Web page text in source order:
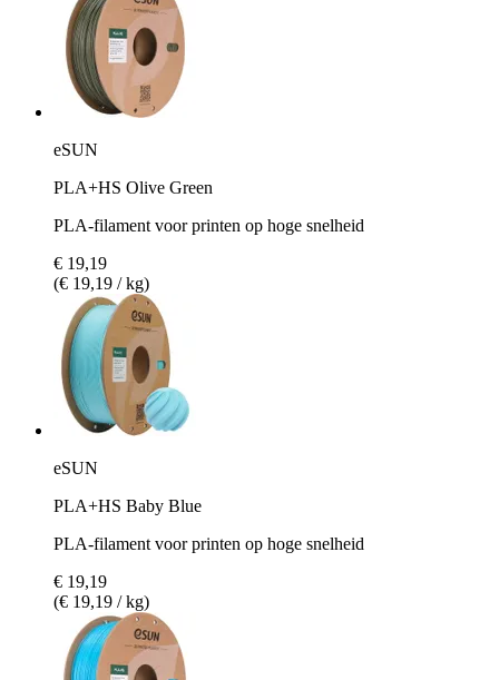
eSUN
PLA+HS Olive Green
PLA-filament voor printen op hoge snelheid
€ 19,19
(€ 19,19 / kg)
eSUN
PLA+HS Baby Blue
PLA-filament voor printen op hoge snelheid
€ 19,19
(€ 19,19 / kg)